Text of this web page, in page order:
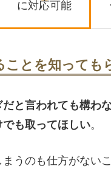
に対応可能
ことを知っても
と言われても構わ
も取ってほしい。
うのも仕方がない